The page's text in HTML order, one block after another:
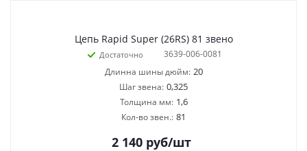
Цепь Rapid Super (26RS) 81 звено
Достаточно
3639-006-0081
Длинна шины дюйм: 20
Шаг звена: 0,325
Толщина мм: 1,6
Кол-во звен.: 81
2 140руб/шт